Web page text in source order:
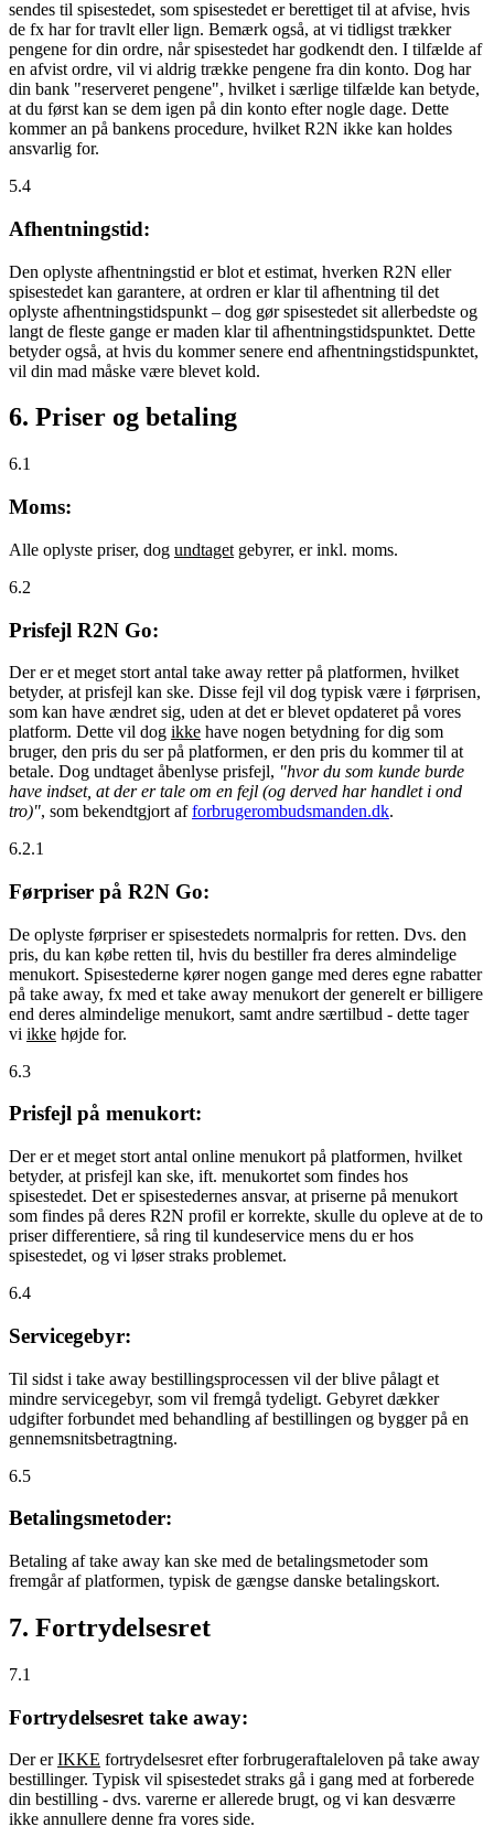
sendes til spisestedet, som spisestedet er berettiget til at afvise, hvis
de fx har for travlt eller lign. Bemærk også, at vi tidligst trækker
pengene for din ordre, når spisestedet har godkendt den. I tilfælde af
en afvist ordre, vil vi aldrig trække pengene fra din konto. Dog har
din bank "reserveret pengene", hvilket i særlige tilfælde kan betyde,
at du først kan se dem igen på din konto efter nogle dage. Dette
kommer an på bankens procedure, hvilket R2N ikke kan holdes
ansvarlig for.
5.4
Afhentningstid:
Den oplyste afhentningstid er blot et estimat, hverken R2N eller
spisestedet kan garantere, at ordren er klar til afhentning til det
oplyste afhentningstidspunkt – dog gør spisestedet sit allerbedste og
langt de fleste gange er maden klar til afhentningstidspunktet. Dette
betyder også, at hvis du kommer senere end afhentningstidspunktet,
vil din mad måske være blevet kold.
6. Priser og betaling
6.1
Moms:
Alle oplyste priser, dog undtaget gebyrer, er inkl. moms.
6.2
Prisfejl R2N Go:
Der er et meget stort antal take away retter på platformen, hvilket
betyder, at prisfejl kan ske. Disse fejl vil dog typisk være i førprisen,
som kan have ændret sig, uden at det er blevet opdateret på vores
platform. Dette vil dog ikke have nogen betydning for dig som
bruger, den pris du ser på platformen, er den pris du kommer til at
betale. Dog undtaget åbenlyse prisfejl, "hvor du som kunde burde
have indset, at der er tale om en fejl (og derved har handlet i ond
tro)", som bekendtgjort afforbrugerombudsmanden.dk.
6.2.1
Førpriser på R2N Go:
De oplyste førpriser er spisestedets normalpris for retten. Dvs. den
pris, du kan købe retten til, hvis du bestiller fra deres almindelige
menukort. Spisestederne kører nogen gange med deres egne rabatter
på take away, fx med et take away menukort der generelt er billigere
end deres almindelige menukort, samt andre særtilbud - dette tager
vi ikke højde for.
6.3
Prisfejl på menukort:
Der er et meget stort antal online menukort på platformen, hvilket
betyder, at prisfejl kan ske, ift. menukortet som findes hos
spisestedet. Det er spisestedernes ansvar, at priserne på menukort
som findes på deres R2N profil er korrekte, skulle du opleve at de to
priser differentiere, så ring til kundeservice mens du er hos
spisestedet, og vi løser straks problemet.
6.4
Servicegebyr:
Til sidst i take away bestillingsprocessen vil der blive pålagt et
mindre servicegebyr, som vil fremgå tydeligt. Gebyret dækker
udgifter forbundet med behandling af bestillingen og bygger på en
gennemsnitsbetragtning.
6.5
Betalingsmetoder:
Betaling af take away kan ske med de betalingsmetoder som
fremgår af platformen, typisk de gængse danske betalingskort.
7. Fortrydelsesret
7.1
Fortrydelsesret take away:
Der erIKKE fortrydelsesret efter forbrugeraftaleloven på take away
bestillinger. Typisk vil spisestedet straks gå i gang med at forberede
din bestilling - dvs. varerne er allerede brugt, og vi kan desværre
ikke annullere denne fra vores side.